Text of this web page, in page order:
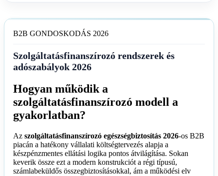
B2B GONDOSKODÁS 2026
Szolgáltatásfinanszírozó rendszerek és
adószabályok 2026
Hogyan működik a
szolgáltatásfinanszírozó modell a
gyakorlatban?
Az szolgáltatásfinanszírozó egészségbiztosítás 2026-os B2B
piacán a hatékony vállalati költségtervezés alapja a
készpénzmentes ellátási logika pontos átvilágítása. Sokan
keverik össze ezt a modern konstrukciót a régi típusú,
számlabeküldős összegbiztosításokkal, ám a működési elv